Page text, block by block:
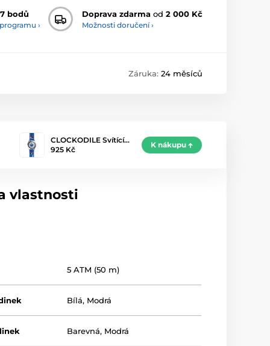
bodů
›
Doprava zdarma od 2 000 Kč
Možnosti doručení ›
Záruka: 24 měsíců
CLOCKODILE Svítící…
925 Kč
K nákupu
vlastnosti
5 ATM (50 m)
Bílá, Modrá
Barevná, Modrá